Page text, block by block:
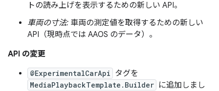
トの読み上げを表示するための新しい API。
車両の寸法: 車両の測定値を取得するための新しい
API（現時点では AAOS のデータ）。
API の変更
@ExperimentalCarApi タグを
MediaPlaybackTemplate.Builder に追加しまし